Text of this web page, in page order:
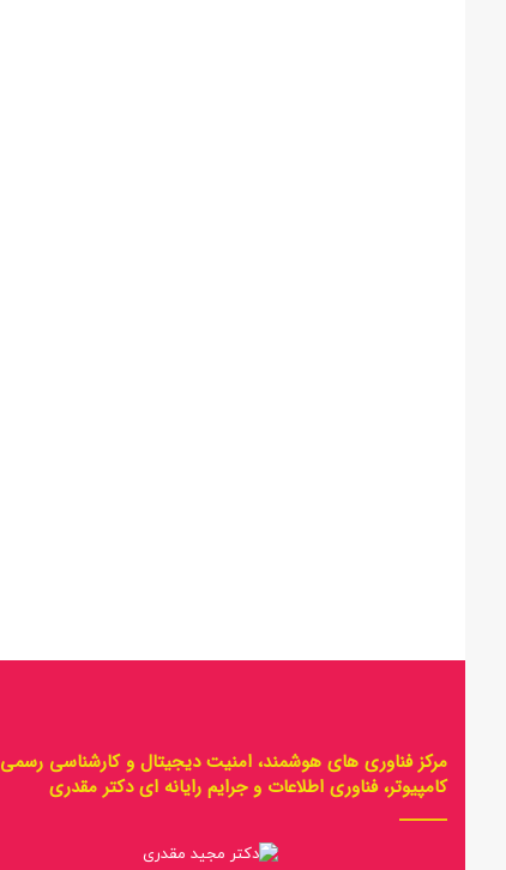
مرکز فناوری های هوشمند، امنیت دیجیتال و کارشناسی رسمی
کامپیوتر، فناوری اطلاعات و جرایم رایانه ای دکتر مقدری